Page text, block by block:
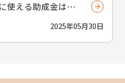
使える助成金はあ
抑えるコツを紹介2025年05月30日